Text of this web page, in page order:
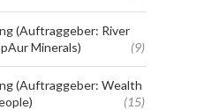
(Auftraggeber: River
Minerals)
(9)
(Auftraggeber: Wealth
(15)